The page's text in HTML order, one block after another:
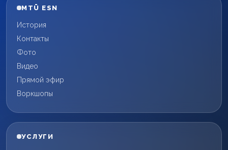
MTÜ ESN
История
Контакты
Фото
Видео
Прямой эфир
Воркшопы
УСЛУГИ